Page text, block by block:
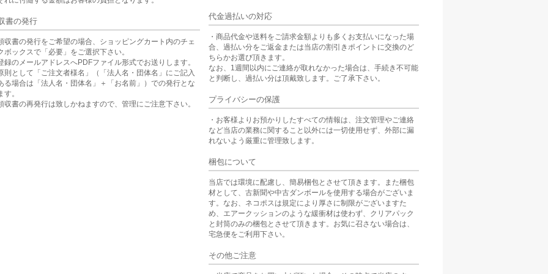
書の発行
収書の発行をご希望の場合、ショッピングカート内のチェ
ボックスで「必要」をご選択下さい。
録のメールアドレスへPDFファイル形式でお送りします。
則として「ご注文者様名」（「法人名・団体名」にご記入
る場合は「法人名・団体名」＋「お名前」）での発行とな
す。
収書の再発行は致しかねますので、管理にご注意下さい。
代金過払いの対応
・商品代金や送料をご請求金額よりも多くお支払いになった場
合、過払い分をご返金または当店の割引きポイントに交換のど
ちらかお選び頂きます。
なお、1週間以内にご連絡が取れなかった場合は、手続き不可能
と判断し、過払い分は頂戴致します。ご了承下さい。
プライバシーの保護
・お客様よりお預かりしたすべての情報は、注文管理やご連絡
など当店の業務に関すること以外には一切使用せず、外部に漏
れないよう厳重に管理致します。
梱包について
当店では環境に配慮し、簡易梱包とさせて頂きます。また梱包
材として、古新聞や中古ダンボールを使用する場合がございま
す。なお、ネコポスは規定により厚さに制限がございますた
め、エアークッションのような緩衝材は使わず、クリアパック
と封筒のみの梱包とさせて頂きます。お気に召さない場合は、
宅急便をご利用下さい。
その他ご注意